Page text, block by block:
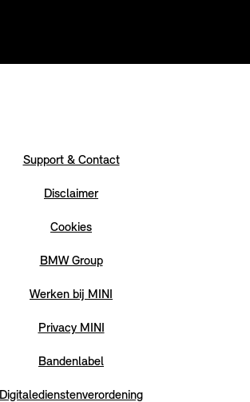
Support & Contact
Disclaimer
Cookies
BMW Group
Werken bij MINI
Privacy MINI
Bandenlabel
Digitaledienstenverordening